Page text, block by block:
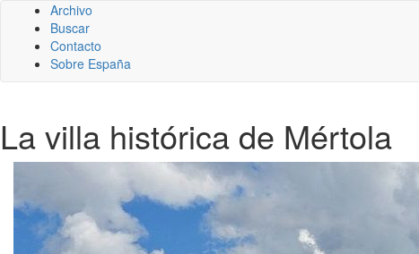
Archivo
Buscar
Contacto
Sobre España
La villa histórica de Mértola